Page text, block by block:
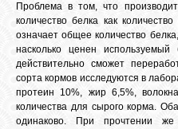
Проблема в том, что
количество белка как
означает общее количество
насколько ценен
действительно сможет
сорта кормов исследуются в
протеин 10%, жир 6,5%,
количества для сырого корма.
одинаково. При прочтении же